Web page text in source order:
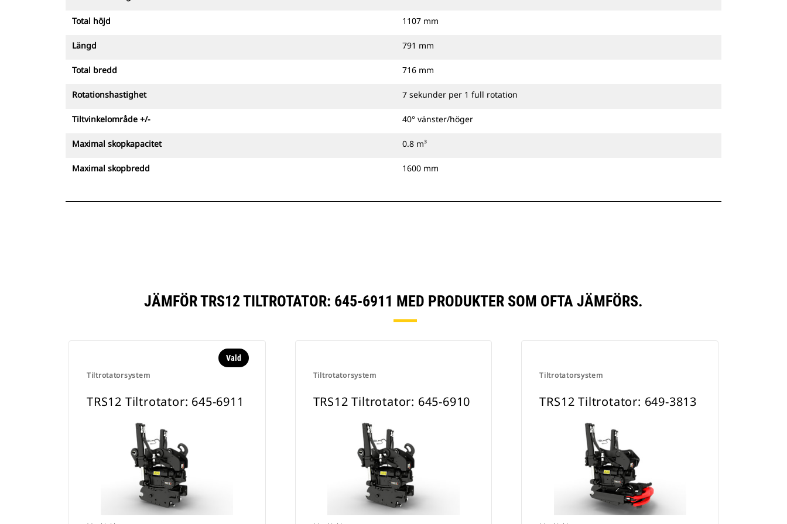
kan tack vare detta arbeta i snävare
utrymmen med färre
olycksriskerna
Total höjd 1107 mm
Längd 791 mm
Total bredd 716 mm
Rotationshastighet 7 sekunder per 1 full rotation
Tiltvinkelområde +/- 40° vänster/höger
Maximal skopkapacitet 0.8 m³
Maximal skopbredd 1600 mm
JÄMFÖR TRS12 TILTROTATOR: 645-6911 MED PRODUKTER SOM OFTA JÄMFÖRS.
Tiltrotatorsystem
Vald
TRS12 Tiltrotator: 645-6911
Tiltrotatorsystem
TRS12 Tiltrotator: 645-6910
Tiltrotatorsystem
TRS12 Tiltrotator: 649-3813